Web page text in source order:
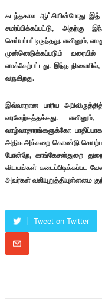
கடந்தகால ஆட்சியின்போது
சமர்ப்பிக்கப்பட்டு, அதற்கு
செய்யப்பட்டிருந்தது. எனினும்,
முன்னெடுக்கப்படும்
எமக்கேற்பட்டது. இந்த
வருகிறது.
இவ்வாறான பாரிய
வரவேற்கத்தக்கது.
வாழ்வாதாரங்களுக்கோ
அதிக அக்கறை கொண்டு செயற்பட
போன்றே, காங்கேசன்துறை
விடயங்கள் கடைப்பிடிக்கப்பட
அவர்கள் வலியுறுத்தியுள்ளமை
Tweet on Twitter